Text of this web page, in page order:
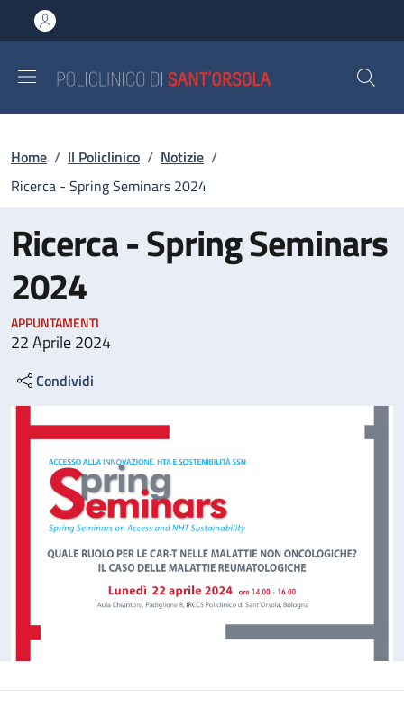
al contenuto principale
to footer content
Briciole di pane
Home / Il Policlinico / Notizie /
Ricerca - Spring Seminars 2024
Ricerca - Spring Seminars
2024
APPUNTAMENTI
22 Aprile 2024
Condividi